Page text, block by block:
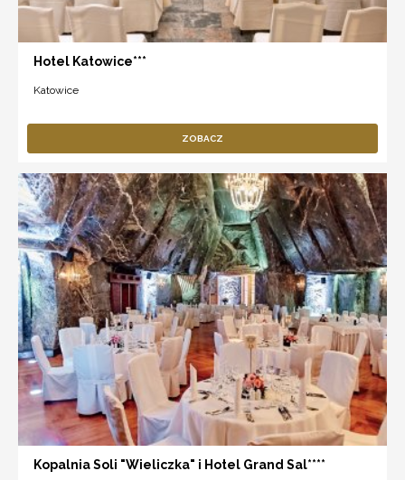
Hotel Katowice***
Katowice
ZOBACZ
Kopalnia Soli "Wieliczka" i Hotel Grand Sal****